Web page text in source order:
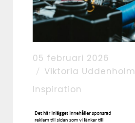
05 februari 2026
Viktoria Uddenholm
Inspiration